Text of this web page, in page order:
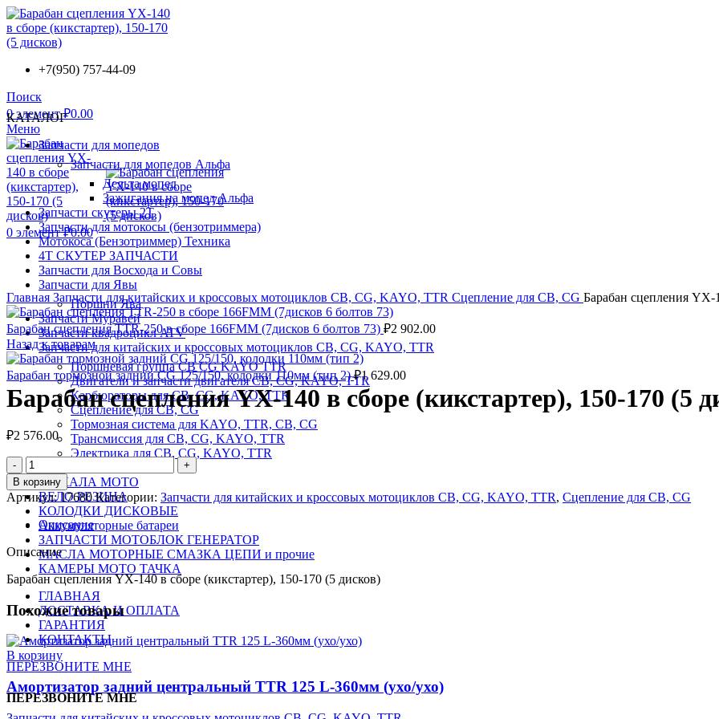
+7(950) 757-44-09
Поиск
0элемент ₽0.00
Меню
0 элемент ₽0.00
КАТАЛОГ
Запчасти для мопедов
Запчасти для мопедов Альфа
Дельта мопед
Зажигания на мопед Альфа
Запчасти скутеры 2Т
Запчасти для мотокосы (бензотриммера)
Мотокоса (Бензотриммер) Техника
4Т СКУТЕР ЗАПЧАСТИ
Запчасти для Восхода и Совы
Запчасти для Явы
Поршни Ява
Запчасти Муравей
Запчасти квадроцикл ATV
Запчасти для китайских и кроссовых мотоциклов CB, CG, KAYO, TTR
Поршневая группа CB CG KAYO TTR
Двигатели и запчасти двигателя CB, CG, KAYO, TTR
Карбюраторы для CB, CG, KAYO, TTR
Сцепление для CB, CG
Тормозная система для KAYO, TTR, CB, CG
Трансмиссия для CB, CG, KAYO, TTR
Электрика для CB, CG, KAYO, TTR
ЗЕРКАЛА МОТО
ВЕЛО РЕЗИНА
КОЛОДКИ ДИСКОВЫЕ
Аккумуляторные батареи
ЗАПЧАСТИ МОТОБЛОК ГЕНЕРАТОР
МАСЛА МОТОРНЫЕ СМАЗКА ЦЕПИ и прочие
КАМЕРЫ МОТО ТАЧКА
ГЛАВНАЯ
ДОСТАВКА И ОПЛАТА
ГАРАНТИЯ
КОНТАКТЫ
ПЕРЕЗВОНИТЕ МНЕ
ПЕРЕЗВОНИТЕ МНЕ
Главная Запчасти для китайских и кроссовых мотоциклов CB, CG, KAYO, TTR Сцепление для CB, CG Барабан сцепления YX-
Барабан сцепления TTR-250 в сборе 166FMM (7дисков 6 болтов 73) ₽2 902.00
Назад к товарам
Барабан тормозной задний CG 125/150, колодки 110мм (тип 2)₽1 629.00
Барабан сцепления YX-140 в сборе (кикстартер), 150-170 (5
₽2 576.00
Количество
товара
Барабан
сцепления
YX-
140
в
сборе
(кикстартер),
150-
170
(5
дисков)
В корзину
Артикул:17680Категории: Запчасти для китайских и кроссовых мотоциклов CB, CG, KAYO, TTR, Сцепление для CB, CG
Описание
Описание
Барабан сцепления YX-140 в сборе (кикстартер), 150-170 (5 дисков)
Похожие товары
В корзину
Амортизатор задний центральный TTR 125 L-360мм (ухо/ухо)